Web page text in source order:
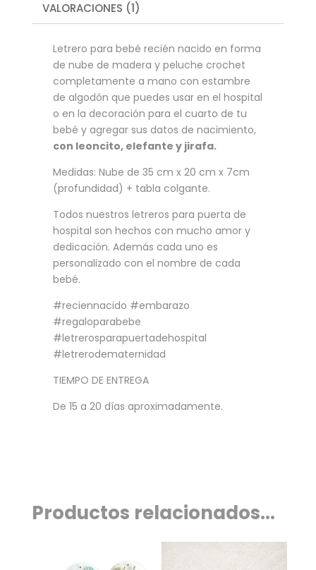
VALORACIONES (1)
Letrero para bebé recién nacido en forma
de nube de madera y peluche crochet
completamente a mano con estambre
de algodón que puedes usar en el hospital
o en la decoración para el cuarto de tu
bebé y agregar sus datos de nacimiento,
con leoncito, elefante y jirafa.
Medidas: Nube de 35 cm x 20 cm x 7cm
(profundidad) + tabla colgante.
Todos nuestros letreros para puerta de
hospital son hechos con mucho amor y
dedicación. Además cada uno es
personalizado con el nombre de cada
bebé.
#reciennacido #embarazo
#regaloparabebe
#letrerosparapuertadehospital
#letrerodematernidad
TIEMPO DE ENTREGA
De 15 a 20 días aproximadamente.
Productos relacionados...